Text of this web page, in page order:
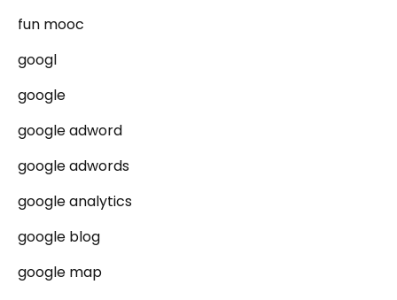
fun mooc
googl
google
google adword
google adwords
google analytics
google blog
google map